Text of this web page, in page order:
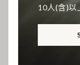
10人(含)以